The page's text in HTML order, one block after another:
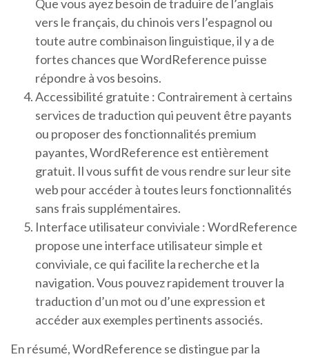
Que vous ayez besoin de traduire de l’anglais
vers le français, du chinois vers l’espagnol ou
toute autre combinaison linguistique, il y a de
fortes chances que WordReference puisse
répondre à vos besoins.
Accessibilité gratuite : Contrairement à certains
services de traduction qui peuvent être payants
ou proposer des fonctionnalités premium
payantes, WordReference est entièrement
gratuit. Il vous suffit de vous rendre sur leur site
web pour accéder à toutes leurs fonctionnalités
sans frais supplémentaires.
Interface utilisateur conviviale : WordReference
propose une interface utilisateur simple et
conviviale, ce qui facilite la recherche et la
navigation. Vous pouvez rapidement trouver la
traduction d’un mot ou d’une expression et
accéder aux exemples pertinents associés.
En résumé, WordReference se distingue par la